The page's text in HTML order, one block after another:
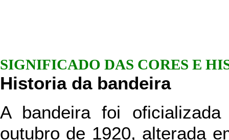
SIGNIFICADO DAS CORES E
Historia da bandeira
A bandeira foi
outubro de 1920, alterada